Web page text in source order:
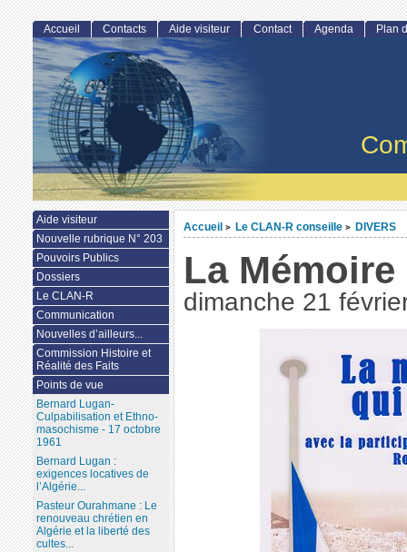
Accueil > Le CLAN-R conseille > DIVERS
La
dimanche 21
Accueil Contacts Aide visiteur Contact Agenda Plan
Aide visiteur
Nouvelle rubrique N° 203
Pouvoirs Publics
Dossiers
Le CLAN-R
Communication
Nouvelles d’ailleurs...
Commission Histoire et
Réalité des Faits
Points de vue
Bernard Lugan-
Culpabilisation et Ethno-
masochisme - 17 octobre
1961
Bernard Lugan :
exigences locatives de
l’Algérie...
Pasteur Ourahmane : Le
renouveau chrétien en
Algérie et la liberté des
cultes...